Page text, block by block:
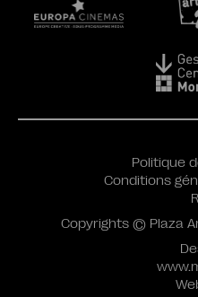
Politique
Conditions
Copyrights © Plaza